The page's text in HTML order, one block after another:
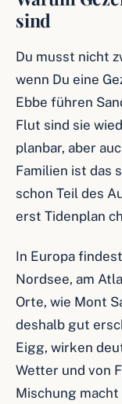
sind
Du musst nicht
wenn Du eine
Ebbe führen
Flut sind sie
planbar, aber
Familien ist das
schon Teil des
erst Tidenplan
In Europa
Nordsee, am
Orte, wie Mont
deshalb gut
Eigg, wirken
Wetter und von
Mischung macht